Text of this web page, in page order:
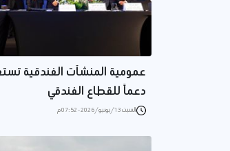
عمومية المنشآت الفندقية
دعماً للقطاع الفندقي
السبت 13/يونيو/2026 - 07:52 م